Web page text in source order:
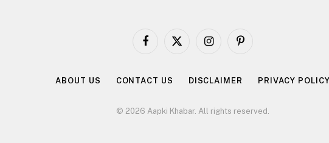
Facebook
X
InstagramPinterest
ABOUT US CONTACT US DISCLAIMER PRIVACY
© 2026 Aapki Khabar. All rights reserved.